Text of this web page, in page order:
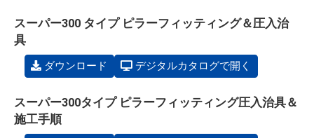
スーパー300 タイプ ピラーフィッティング＆圧入治
具
ダウンロード デジタルカタログで開く
スーパー300タイプ ピラーフィッティング圧入治具＆
施工手順